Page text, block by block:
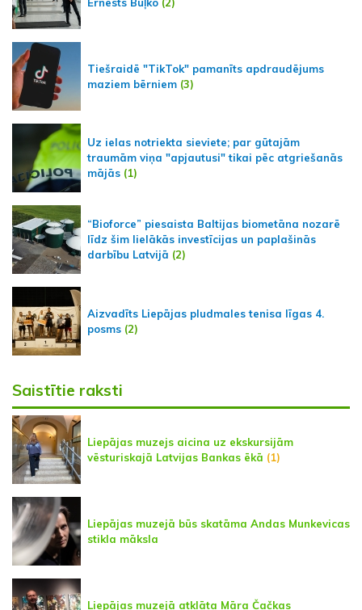
Tiešraidē "TikTok" pamanīts apdraudējums
maziem bērniem (3)
Uz ielas notriekta sieviete; par gūtajām
traumām viņa "apjautusi" tikai pēc atgriešanās
mājās (1)
“Bioforce” piesaista Baltijas biometāna nozarē
līdz šim lielākās investīcijas un paplašinās
darbību Latvijā (2)
Aizvadīts Liepājas pludmales tenisa līgas 4.
posms (2)
Saistītie raksti
Liepājas muzejs aicina uz ekskursijām
vēsturiskajā Latvijas Bankas ēkā (1)
Liepājas muzejā būs skatāma Andas Munkevicas
stikla māksla
Liepājas muzejā atklāta Māra Čačkas